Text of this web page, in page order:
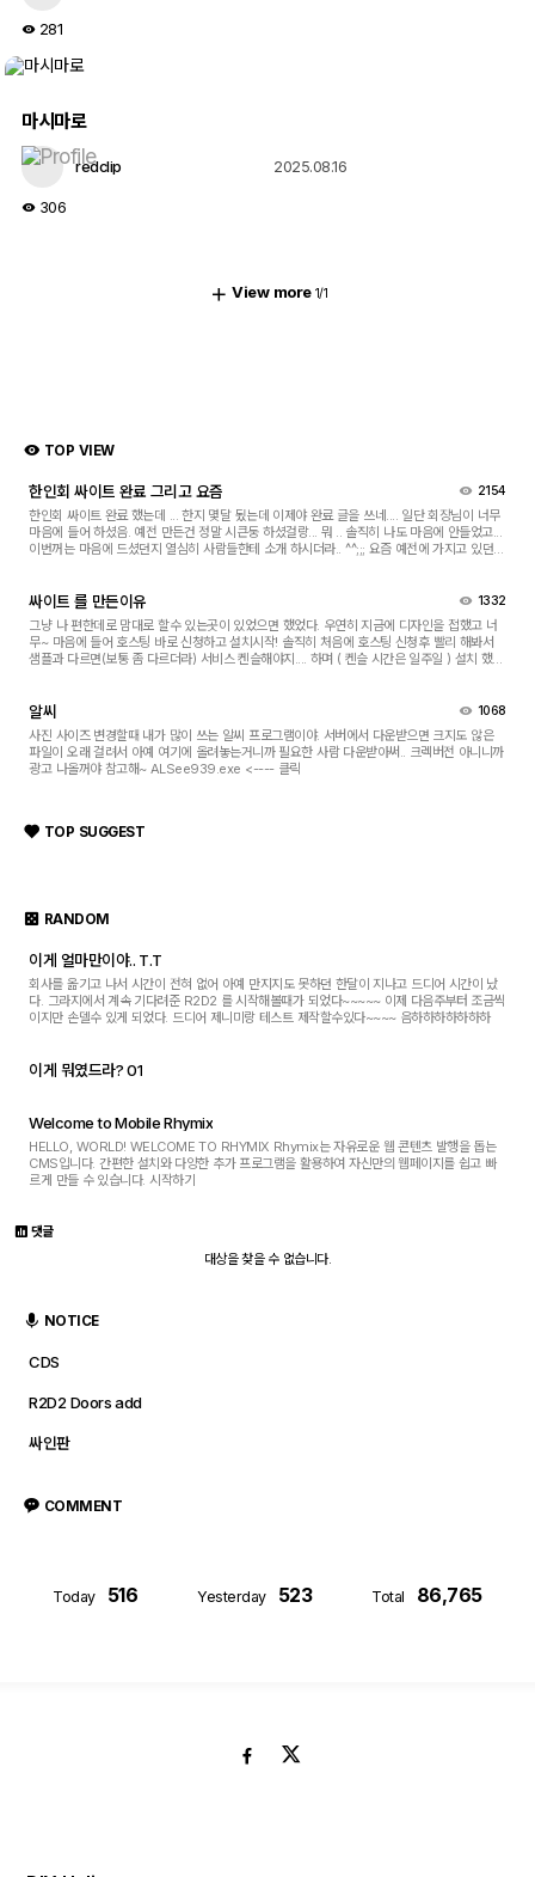
TOP VIEW
한인회 싸이트 완료 그리고 요즘 2154
한인회 싸이트 완료 했는데 ... 한지 몇달 됬는데 이제야 완료 글을 쓰네.... 일단 회장님이 너무
마음에 들어 하셨음. 예전 만든건 정말 시큰둥 하셨걸랑... 뭐 .. 솔직히 나도 마음에 안들었고...
이번꺼는 마음에 드셨던지 열심히 사람들한테 소개 하시더라.. ^^;;; 요즘 예전에 가지고 있던
싸이트 를 만든이유 1332
그냥 나 편한데로 맘대로 할수 있는곳이 있었으면 했었다. 우연히 지금에 디자인을 접했고 너
무~ 마음에 들어 호스팅 바로 신청하고 설치시작! 솔직히 처음에 호스팅 신청후 빨리 해봐서
샘플과 다르면(보통 좀 다르더라) 서비스 켄슬해야지.... 하며 ( 켄슬 시간은 일주일 ) 설치 했는
알씨 1068
사진 사이즈 변경할때 내가 많이 쓰는 알씨 프로그램이야. 서버에서 다운받으면 크지도 않은
파일이 오래 걸려서 아예 여기에 올려놓는거니까 필요한 사람 다운받아써.. 크렉버전 아니니까
광고 나올꺼야 참고해~ ALSee939.exe <---- 클릭
TOP SUGGEST
RANDOM
이게 얼마만이야.. T.T
회사를 옮기고 나서 시간이 전혀 없어 아예 만지지도 못하던 한달이 지나고 드디어 시간이 났
다. 그라지에서 계속 기다려준 R2D2 를 시작해볼때가 되었다~~~~~ 이제 다음주부터 조금씩
이지만 손델수 있게 되었다. 드디어 제니미랑 테스트 제작할수있다~~~~ 음하하하하하하하
이게 뭐였드라? 01
Welcome to Mobile Rhymix
HELLO, WORLD! WELCOME TO RHYMIX Rhymix는 자유로운 웹 콘텐츠 발행을 돕는
CMS입니다. 간편한 설치와 다양한 추가 프로그램을 활용하여 자신만의 웹페이지를 쉽고 빠
르게 만들 수 있습니다. 시작하기
댓글
대상을 찾을 수 없습니다.
281
마시마로
redclip 2025.08.16
306
View more 1/1
NOTICE
CDS
R2D2 Doors add
싸인판
COMMENT
Today 516 Yesterday 523 Total 86,765